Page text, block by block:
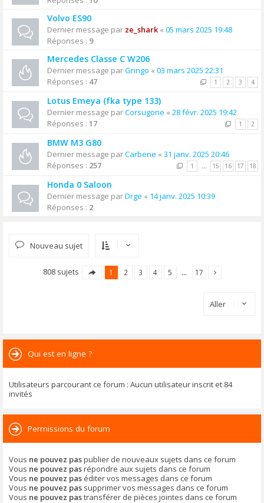
Volvo ES90
Dernier message par ze_shark« 05 mars 2025 19:48
Réponses : 9
Mercedes Classe C W206
Dernier message parGringo « 03 mars 2025 22:31
Réponses : 47 1 2 3 4
Lotus Emeya (fka type 133)
Dernier message parCorsugone « 28 févr. 2025 19:42
Réponses : 17 1 2
BMW M3 G80
Dernier message parCarbene « 31 janv. 2025 20:46
Réponses : 257 1 … 15 16 17 18
Honda 0 Saloon
Dernier message parDrge « 14 janv. 2025 10:39
Réponses : 2
Nouveau sujet
808 sujets 1 2 3 4 5 … 17
Aller
Qui est en ligne ?
Utilisateurs parcourant ce forum : Aucun utilisateur inscrit et 84
invités
Permissions du forum
Vous ne pouvez paspublier de nouveaux sujets dans ce forum
Vous ne pouvez pasrépondre aux sujets dans ce forum
Vous ne pouvez pas éditer vos messages dans ce forum
Vous ne pouvez pas supprimer vos messages dans ce forum
Vous ne pouvez pastransférer de pièces jointes dans ce forum